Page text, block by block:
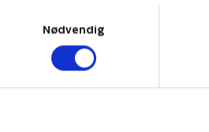
Nødvendig
– både i hverdagene og
sendes nemlig live direkte fra
kan du tænde for TV 2 allerede
lidt længere, for her begynder